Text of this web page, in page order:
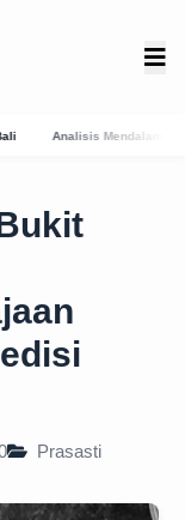
Kekuasaan Raja
Prasasti